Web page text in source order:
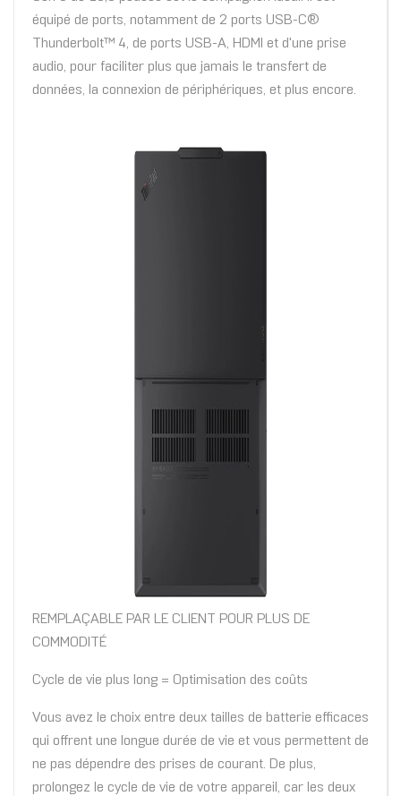
équipé de ports, notamment de 2 ports USB-C®
Thunderbolt™ 4, de ports USB-A, HDMI et d'une prise
audio, pour faciliter plus que jamais le transfert de
données, la connexion de périphériques, et plus encore.
REMPLAÇABLE PAR LE CLIENT POUR PLUS DE
COMMODITÉ
Cycle de vie plus long = Optimisation des coûts
Vous avez le choix entre deux tailles de batterie efficaces
qui offrent une longue durée de vie et vous permettent de
ne pas dépendre des prises de courant. De plus,
prolongez le cycle de vie de votre appareil, car les deux